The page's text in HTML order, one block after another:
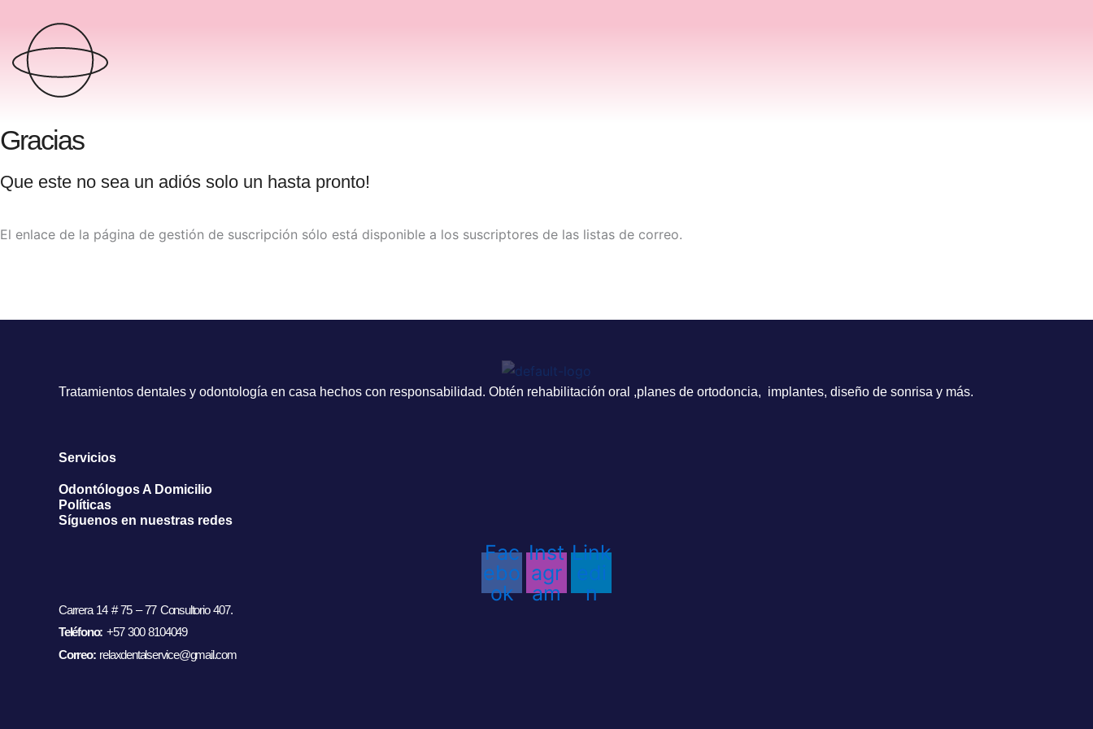
contenido
Gracias
Que este no sea un adiós solo un hasta pronto!
El enlace de la página de gestión de suscripción sólo está disponible a los suscriptores de las listas de correo.
Tratamientos dentales y odontología en casa hechos con responsabilidad. Obtén rehabilitación oral ,planes de ortodoncia, implantes, diseño de sonrisa y más.
Servicios
Odontólogos A Domicilio
Políticas
Síguenos en nuestras redes
Fac
ebo
ok
Inst
agr
am
Link
edi
n
Carrera 14 # 75 – 77 Consultorio 407.
Teléfono: +57 300 8104049
Correo: relaxdentalservice@gmail.com